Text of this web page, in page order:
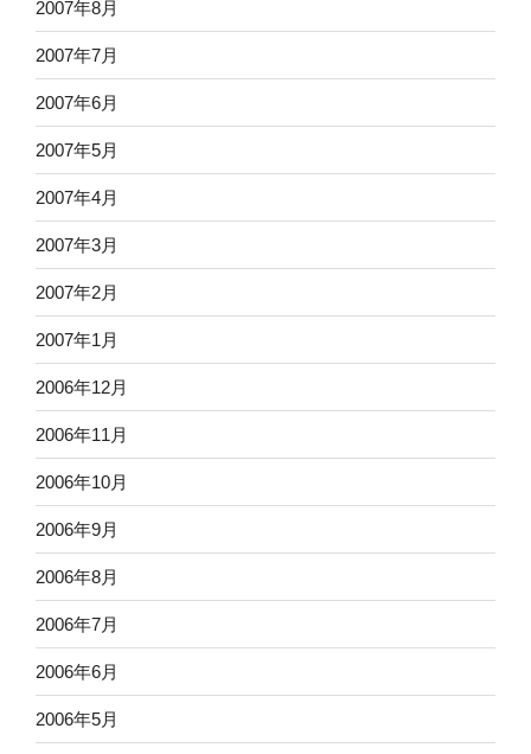
2007年8月
2007年7月
2007年6月
2007年5月
2007年4月
2007年3月
2007年2月
2007年1月
2006年12月
2006年11月
2006年10月
2006年9月
2006年8月
2006年7月
2006年6月
2006年5月